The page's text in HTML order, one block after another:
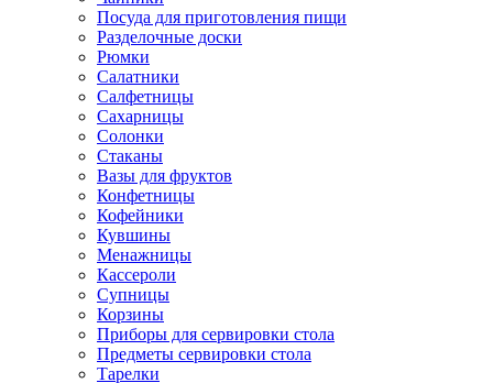
Посуда для приготовления пищи
Разделочные доски
Рюмки
Салатники
Салфетницы
Сахарницы
Солонки
Стаканы
Вазы для фруктов
Конфетницы
Кофейники
Кувшины
Менажницы
Кассероли
Супницы
Корзины
Приборы для сервировки стола
Предметы сервировки стола
Тарелки